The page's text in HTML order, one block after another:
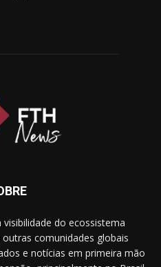
do ecossistema
comunidades globais
e notícias em primeira mão